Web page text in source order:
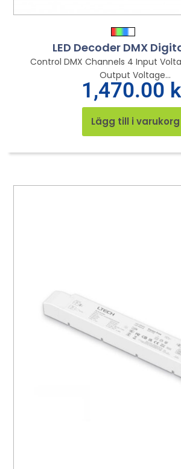
LED Decoder DMX
Control DMX Channels 4 Input
Output Voltage...
1,470.00
Lägg till i varukorg